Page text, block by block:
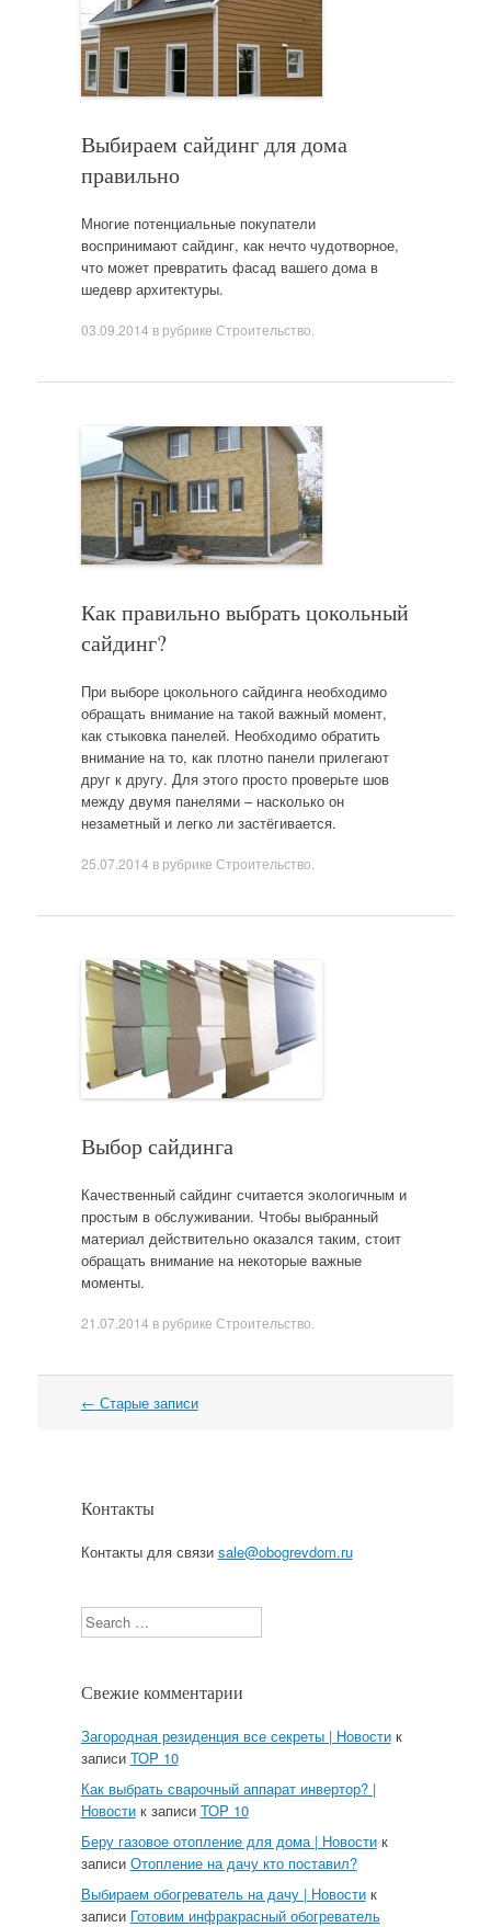
Выбираем сайдинг для дома
правильно
Многие потенциальные покупатели
воспринимают сайдинг, как нечто чудотворное,
что может превратить фасад вашего дома в
шедевр архитектуры.
03.09.2014 в рубрике Строительство
Как правильно выбрать цокольный
сайдинг?
При выборе цокольного сайдинга необходимо
обращать внимание на такой важный момент,
как стыковка панелей. Необходимо обратить
внимание на то, как плотно панели прилегают
друг к другу. Для этого просто проверьте шов
между двумя панелями – насколько он
незаметный и легко ли застёгивается.
25.07.2014 в рубрике Строительство
Выбор сайдинга
Качественный сайдинг считается экологичным и
простым в обслуживании. Чтобы выбранный
материал действительно оказался таким, стоит
обращать внимание на некоторые важные
моменты.
21.07.2014 в рубрике Строительство
Навигация
← Старые записи
Контакты
Контакты для связи sale@obogrevdom.ru
Search
Свежие комментарии
Загородная резиденция все секреты | Новостик
записи TOP 10
Как выбрать сварочный аппарат инвертор? |
Новостик записи TOP 10
Беру газовое отопление для дома | Новостик
записи Отопление на дачу кто поставил?
Выбираем обогреватель на дачу | Новостик
записи Готовим инфракрасный обогреватель